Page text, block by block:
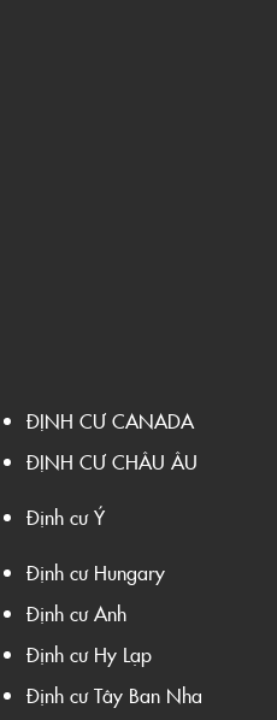
ĐỊNH CƯ CANADA
ĐỊNH CƯ CHÂU ÂU
Định cư Ý
Định cư Hungary
Định cư Anh
Định cư Hy Lạp
Định cư Tây Ban Nha